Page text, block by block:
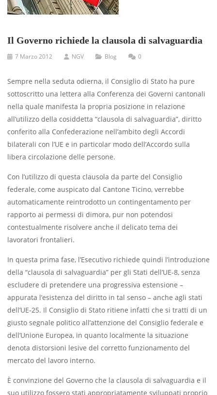
Il Governo richiede la clausola di salvaguardia
7 Marzo 2012 NGV Blog 0
Sempre nella seduta odierna, il Consiglio di Stato ha pure
sottoscritto una lettera alla Conferenza dei Governi cantonali
nella quale manifesta la propria posizione in relazione
all’utilizzo della cosiddetta “clausola di salvaguardia”, diritto
conferito alla Confederazione nell’ambito degli Accordi
bilaterali con l’UE e in particolar modo dell’Accordo sulla
libera circolazione delle persone.
Con l’utilizzo di questa clausola da parte del Consiglio
federale, come auspicato dal Cantone Ticino, verrebbe
automaticamente reintrodotto un contingentamento per
rapporto ai permessi di dimora, pur non potendosi
contestualmente risolvere anche il delicato tema dei
lavoratori frontalieri.
In questa prima fase, l’Esecutivo richiede quindi l’introduzione
della “clausola di salvaguardia” per gli Stati dell’UE-8, senza
escludere di pretendere una progressiva estensione –
appurata l’esistenza del diritto in tal senso – anche agli stati
dell’UE-25. Il Consiglio di Stato ritiene infatti che si tratti di un
giusto segnale politico all’attenzione del Consiglio federale e
dell’Unione Europea, in quanto localmente la situazione
denota distorsioni lesive del corretto funzionamento del
mercato del lavoro interno.
È convinzione del Governo che la clausola di salvaguardia e il
suo utilizzo fossero stati appropriatamente sviluppati proprio